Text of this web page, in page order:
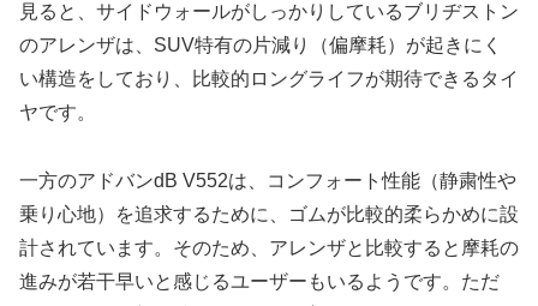
見ると、サイドウォールがしっかりしているブリヂストン
のアレンザは、SUV特有の片減り（偏摩耗）が起きにく
い構造をしており、比較的ロングライフが期待できるタイ
ヤです。
一方のアドバンdB V552は、コンフォート性能（静粛性や
乗り心地）を追求するために、ゴムが比較的柔らかめに設
計されています。そのため、アレンザと比較すると摩耗の
進みが若干早いと感じるユーザーもいるようです。ただ